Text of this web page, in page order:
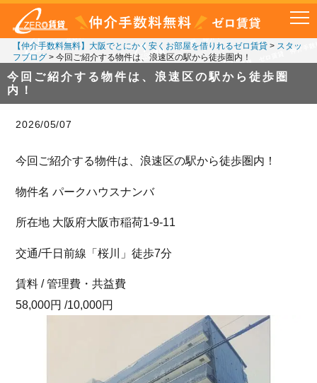
【仲介手数料無料】大阪でとにかく安くお部屋を借りれるゼロ賃貸> スタッ
フブログ> 今回ご紹介する物件は、浪速区の駅から徒歩圏内！
今回ご紹介する物件は、浪速区の駅から徒歩圏
内！
2026/05/07
今回ご紹介する物件は、浪速区の駅から徒歩圏内！
物件名 パークハウスナンバ
所在地 大阪府大阪市稲荷1-9-11
交通/千日前線「桜川」徒歩7分
賃料 / 管理費・共益費
58,000円 /10,000円